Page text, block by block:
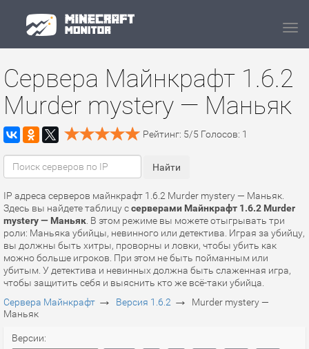
Сервера Майнкрафт 1.6.2
Murder mystery — Маньяк
Рейтинг: 5/5 Голосов: 1
IP адреса серверов майнкрафт 1.6.2 Murder mystery — Маньяк.
Здесь вы найдете таблицу ссерверами Майнкрафт 1.6.2 Murder
mystery — Маньяк . В этом режиме вы можете отыгрывать три
роли: Маньяка убийцы, невинного или детектива. Играя за убийцу,
вы должны быть хитры, проворны и ловки, чтобы убить как
можно больше игроков. При этом не быть пойманным или
убитым. У детектива и невинных должна быть слаженная игра,
чтобы защитить себя и выяснить кто же всё-таки убийца.
Сервера Майнкрафт → Версия 1.6.2 →
Murder mystery —
Маньяк
Версии: